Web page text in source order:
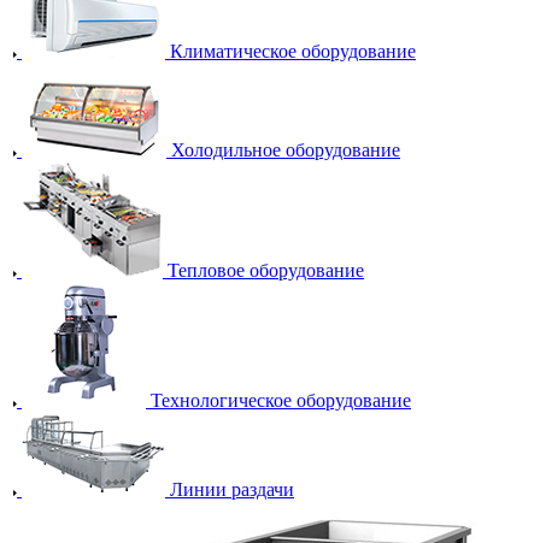
Климатическое оборудование
Холодильное оборудование
Тепловое оборудование
Технологическое оборудование
Линии раздачи